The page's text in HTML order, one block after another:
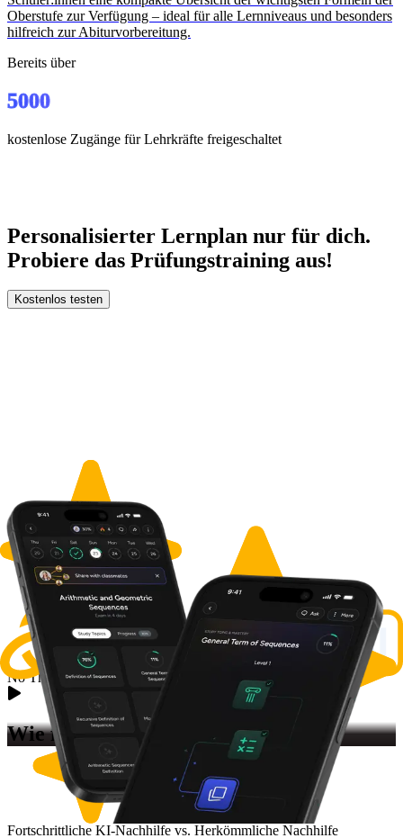
Oberstufe zur Verfügung – ideal für alle Lernniveaus und besonders
hilfreich zur Abiturvorbereitung.
Bereits über
5000
kostenlose Zugänge für Lehrkräfte freigeschaltet
Personalisierter Lernplan nur für dich.
Probiere das Prüfungstraining aus!
Kostenlos testen
No Thumbnail Available
Wie funktioniert Prüfungstraining
Fortschrittliche KI-Nachhilfe vs. Herkömmliche Nachhilfe